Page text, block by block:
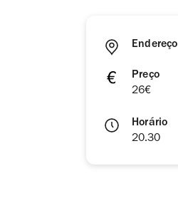
Endereço
Preço
26€
Horário
20.30